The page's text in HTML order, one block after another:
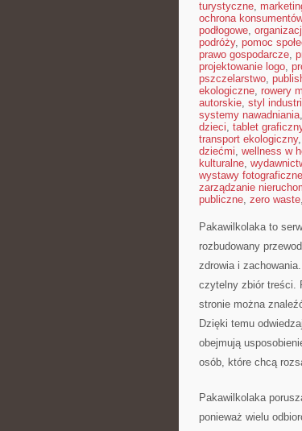
turystyczne,
ochrona konsumentów
podłogowe,
podróży, pomoc
prawo gospodarcze,
projektowanie logo,
pszczelarstwo,
ekologiczne, rowery
autorskie, styl
systemy nawadniania,
dzieci, tablet
transport ekologiczny,
dziećmi, wellness w
kulturalne,
wystawy fotograficzne
zarządzanie
publiczne, zero waste,
Pakawilkolaka to
rozbudowany
zdrowia i
czytelny zbiór treści.
stronie można
Dzięki temu
obejmują
osób, które chcą
Pakawilkolaka
ponieważ wielu